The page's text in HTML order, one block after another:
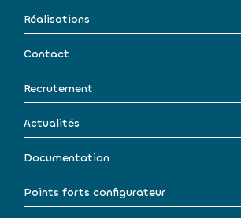
Réalisations
Contact
Recrutement
Actualités
Documentation
Points forts configurateur